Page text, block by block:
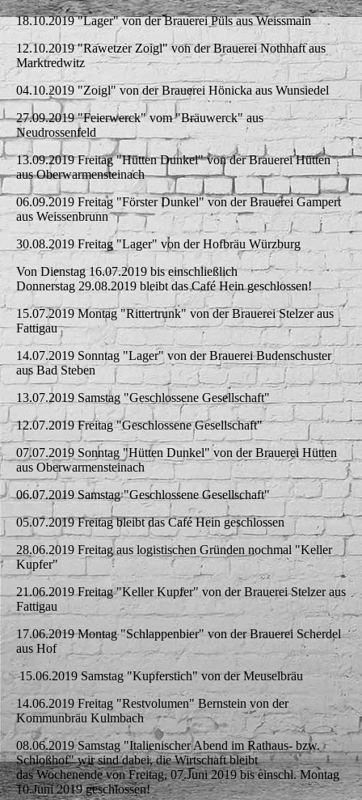
18.10.2019 "Lager" von der Brauerei Püls aus Weissmain
12.10.2019 "Rawetzer Zoigl" von der Brauerei Nothhaft aus
Marktredwitz
04.10.2019 "Zoigl" von der Brauerei Hönicka aus Wunsiedel
27.09.2019 "Feierwerck" vom "Bräuwerck" aus
Neudrossenfeld
13.09.2019 Freitag "Hütten Dunkel" von der Brauerei Hütten
aus Oberwarmensteinach
06.09.2019 Freitag "Förster Dunkel" von der Brauerei Gampert
aus Weissenbrunn
30.08.2019 Freitag "Lager" von der Hofbräu Würzburg
Von Dienstag 16.07.2019 bis einschließlich
Donnerstag 29.08.2019 bleibt das Café Hein geschlossen!
15.07.2019 Montag "Rittertrunk" von der Brauerei Stelzer aus
Fattigau
14.07.2019 Sonntag "Lager" von der Brauerei Budenschuster
aus Bad Steben
13.07.2019 Samstag "Geschlossene Gesellschaft"
12.07.2019 Freitag "Geschlossene Gesellschaft"
07.07.2019 Sonntag "Hütten Dunkel" von der Brauerei Hütten
aus Oberwarmensteinach
06.07.2019 Samstag "Geschlossene Gesellschaft"
05.07.2019 Freitag bleibt das Café Hein geschlossen
28.06.2019 Freitag aus logistischen Gründen nochmal "Keller
Kupfer"
21.06.2019 Freitag "Keller Kupfer" von der Brauerei Stelzer aus
Fattigau
17.06.2019 Montag "Schlappenbier" von der Brauerei Scherdel
aus Hof
15.06.2019 Samstag "Kupferstich" von der Meuselbräu
14.06.2019 Freitag "Restvolumen" Bernstein von der
Kommunbräu Kulmbach
08.06.2019 Samstag "Italienischer Abend im Rathaus- bzw.
Schloßhof" wir sind dabei, die Wirtschaft bleibt
das Wochenende von Freitag, 07.Juni 2019 bis einschl. Montag
10.Juni 2019 geschlossen!